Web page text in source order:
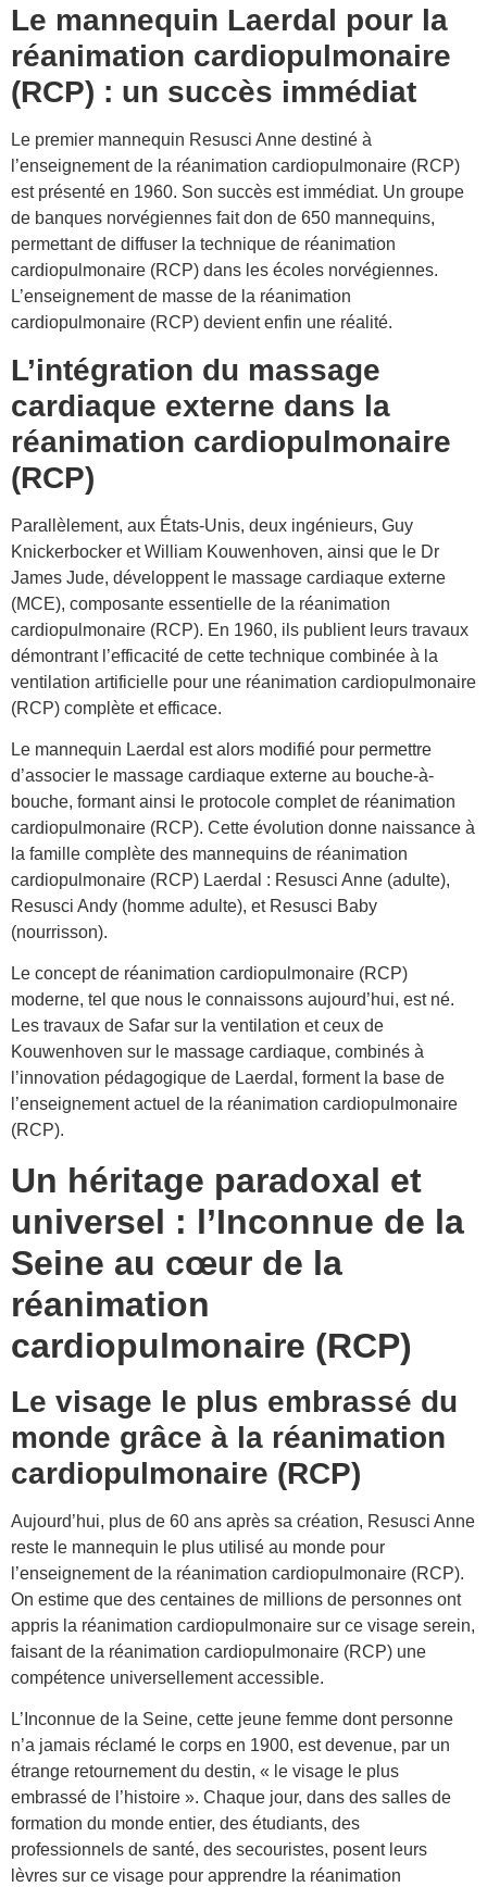
Le mannequin Laerdal pour la
réanimation cardiopulmonaire
(RCP) : un succès immédiat
Le premier mannequin Resusci Anne destiné à
l’enseignement de la réanimation cardiopulmonaire (RCP)
est présenté en 1960. Son succès est immédiat. Un groupe
de banques norvégiennes fait don de 650 mannequins,
permettant de diffuser la technique de réanimation
cardiopulmonaire (RCP) dans les écoles norvégiennes.
L’enseignement de masse de la réanimation
cardiopulmonaire (RCP) devient enfin une réalité.
L’intégration du massage
cardiaque externe dans la
réanimation cardiopulmonaire
(RCP)
Parallèlement, aux États-Unis, deux ingénieurs, Guy
Knickerbocker et William Kouwenhoven, ainsi que le Dr
James Jude, développent le massage cardiaque externe
(MCE), composante essentielle de la réanimation
cardiopulmonaire (RCP). En 1960, ils publient leurs travaux
démontrant l’efficacité de cette technique combinée à la
ventilation artificielle pour une réanimation cardiopulmonaire
(RCP) complète et efficace.
Le mannequin Laerdal est alors modifié pour permettre
d’associer le massage cardiaque externe au bouche-à-
bouche, formant ainsi le protocole complet de réanimation
cardiopulmonaire (RCP). Cette évolution donne naissance à
la famille complète des mannequins de réanimation
cardiopulmonaire (RCP) Laerdal : Resusci Anne (adulte),
Resusci Andy (homme adulte), et Resusci Baby
(nourrisson).
Le concept de réanimation cardiopulmonaire (RCP)
moderne, tel que nous le connaissons aujourd’hui, est né.
Les travaux de Safar sur la ventilation et ceux de
Kouwenhoven sur le massage cardiaque, combinés à
l’innovation pédagogique de Laerdal, forment la base de
l’enseignement actuel de la réanimation cardiopulmonaire
(RCP).
Un héritage paradoxal et
universel : l’Inconnue de la
Seine au cœur de la
réanimation
cardiopulmonaire (RCP)
Le visage le plus embrassé du
monde grâce à la réanimation
cardiopulmonaire (RCP)
Aujourd’hui, plus de 60 ans après sa création, Resusci Anne
reste le mannequin le plus utilisé au monde pour
l’enseignement de la réanimation cardiopulmonaire (RCP).
On estime que des centaines de millions de personnes ont
appris la réanimation cardiopulmonaire sur ce visage serein,
faisant de la réanimation cardiopulmonaire (RCP) une
compétence universellement accessible.
L’Inconnue de la Seine, cette jeune femme dont personne
n’a jamais réclamé le corps en 1900, est devenue, par un
étrange retournement du destin, « le visage le plus
embrassé de l’histoire ». Chaque jour, dans des salles de
formation du monde entier, des étudiants, des
professionnels de santé, des secouristes, posent leurs
lèvres sur ce visage pour apprendre la réanimation